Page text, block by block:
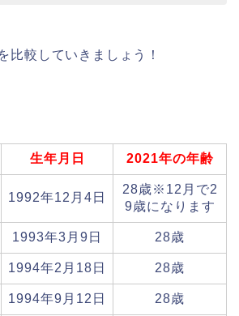
比較していきましょう！
生年月日 2021年の年齢
1992年12月4日
28歳※12月で2
9歳になります
1993年3月9日 28歳
1994年2月18日 28歳
1994年9月12日 28歳